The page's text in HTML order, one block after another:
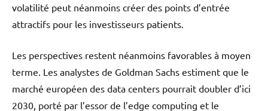
volatilité peut néanmoins créer des points d’entrée
attractifs pour les investisseurs patients.
Les perspectives restent néanmoins favorables à moyen
terme. Les analystes de Goldman Sachs estiment que le
marché européen des data centers pourrait doubler d’ici
2030, porté par l’essor de l’edge computing et le